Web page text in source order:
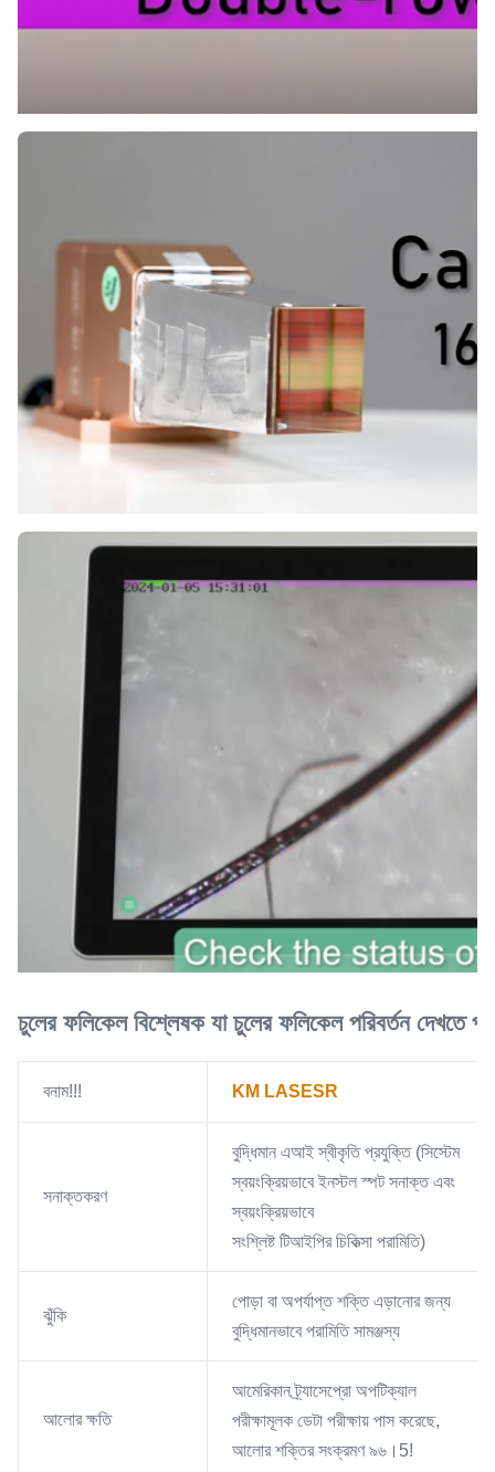
চুলের ফলিকেল বিশ্লেষক যা চুলের ফলিকেল পরিবর্তন দেখতে
বনাম!!! KM LASESR
সনাক্তকরণ
বুদ্ধিমান এআই স্বীকৃতি প্রযুক্তি (সিস্টেম
স্বয়ংক্রিয়ভাবে ইনস্টল স্পট সনাক্ত এবং
স্বয়ংক্রিয়ভাবে
সংশ্লিষ্ট টিআইপির চিকিত্সা পরামিতি)
ঝুঁকি
পোড়া বা অপর্যাপ্ত শক্তি এড়ানোর জন্য
বুদ্ধিমানভাবে পরামিতি সামঞ্জস্য
আলোর ক্ষতি
আমেরিকান ট্র্যাসেপ্রো অপটিক্যাল
পরীক্ষামূলক ডেটা পরীক্ষায় পাস করেছে,
আলোর শক্তির সংক্রমণ ৯৬।5!